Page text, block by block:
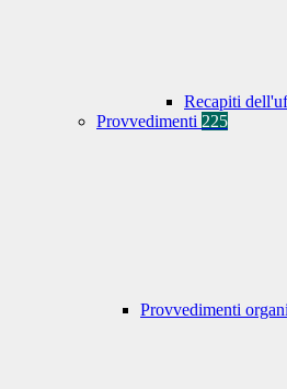
Recapiti
Provvedimenti 225
Provvedimenti